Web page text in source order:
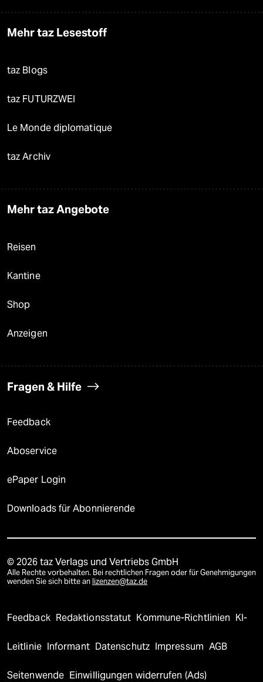
Mehr taz Lesestoff
taz Blogs
taz FUTURZWEI
Le Monde diplomatique
taz Archiv
Mehr taz Angebote
Reisen
Kantine
Shop
Anzeigen
Fragen & Hilfe
Feedback
Aboservice
ePaper Login
Downloads für Abonnierende
© 2026 taz Verlags und Vertriebs GmbH
Alle Rechte vorbehalten. Bei rechtlichen Fragen oder für Genehmigungen
wenden Sie sich bitte an lizenzen@taz.de
Feedback Redaktionsstatut Kommune-Richtlinien KI-
Leitlinie Informant Datenschutz Impressum AGB
Seitenwende Einwilligungen widerrufen (Ads)